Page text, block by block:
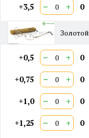
+3,5 − + 0
Золотой
+0,5 − + 0
+0,75 − + 0
+1,0 − + 0
+1,25 − + 0